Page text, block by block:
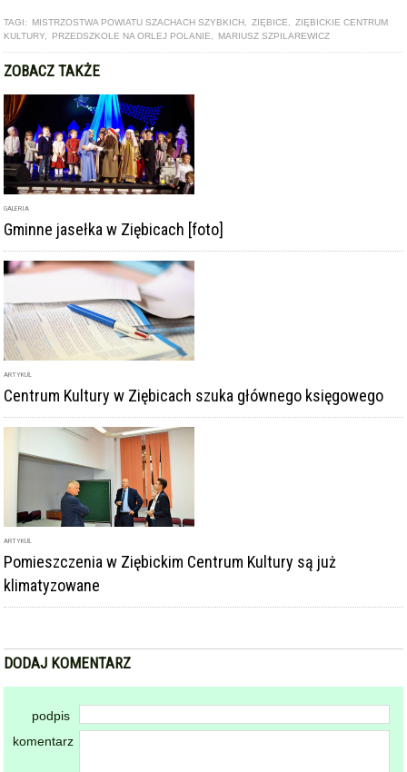
TAGI: MISTRZOSTWA POWIATU SZACHACH SZYBKICH ZIĘBICE
ZIĘBICKIE CENTRUM
KULTURY
PRZEDSZKOLE NA ORLEJ POLANIE MARIUSZ SZPILAREWICZ
ZOBACZ TAKŻE
GALERIA
Gminne jasełka w Ziębicach [foto]
ARTYKUŁ
Centrum Kultury w Ziębicach szuka głównego księgowego
ARTYKUŁ
Pomieszczenia w Ziębickim Centrum Kultury są już
klimatyzowane
DODAJ KOMENTARZ
podpis
komentarz